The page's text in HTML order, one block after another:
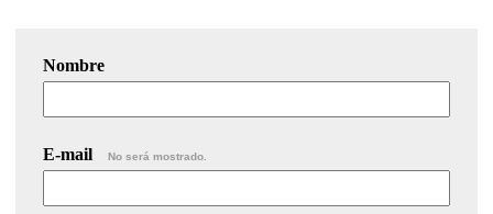
Nombre
E-mail No será mostrado.